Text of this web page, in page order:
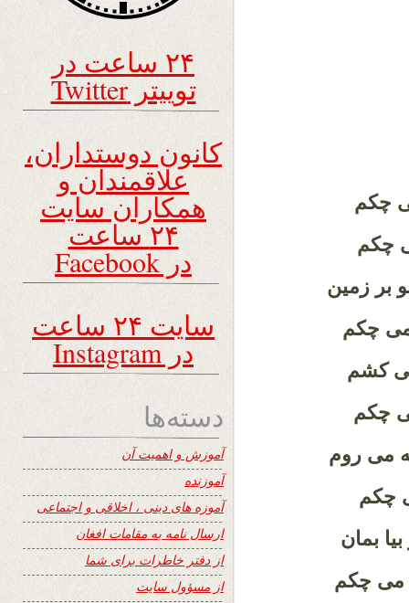
چکم
چکم
بر زمین
می چکم
کشم
چکم
می روم
چکم
بمان
می چکم
۲۴ ساعت در
توییتر Twitter
کانون دوستداران،
علاقمندان و
همکاران سایت
۲۴ ساعت
در Facebook
سایت ۲۴ ساعت
در Instagram
دسته‌ها
آموزش و اهمیت آن
آموزنده
آموزه های دینی ، اخلاقی و اجتماعی
ارسال نامه به مقامات افغان
از دفتر خاطرات برای شما
از مسؤول سایت